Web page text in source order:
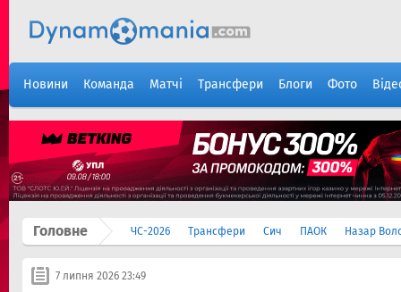
Новини Команда Матчі Трансфери Блоги Фото
Головне ЧС-2026 Трансфери Сич ПАОК Назар
7 липня 2026 23:49